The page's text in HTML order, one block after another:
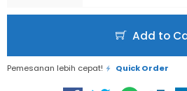
Add to
Pemesanan lebih cepat! Quick Order